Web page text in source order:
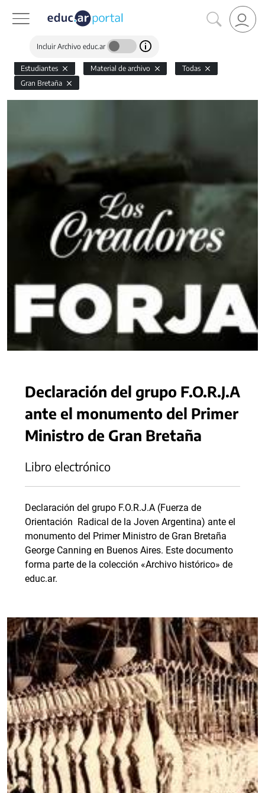
Incluir Archivo educ.ar
Estudiantes Material de archivo
Todas
Gran Bretaña
Declaración del grupo F.O.R.J.A
ante el monumento del Primer
Ministro de Gran Bretaña
Libro electrónico
Declaración del grupo F.O.R.J.A (Fuerza de
Orientación Radical de la Joven Argentina) ante el
monumento del Primer Ministro de Gran Bretaña
George Canning en Buenos Aires. Este documento
forma parte de la colección «Archivo histórico» de
educ.ar.